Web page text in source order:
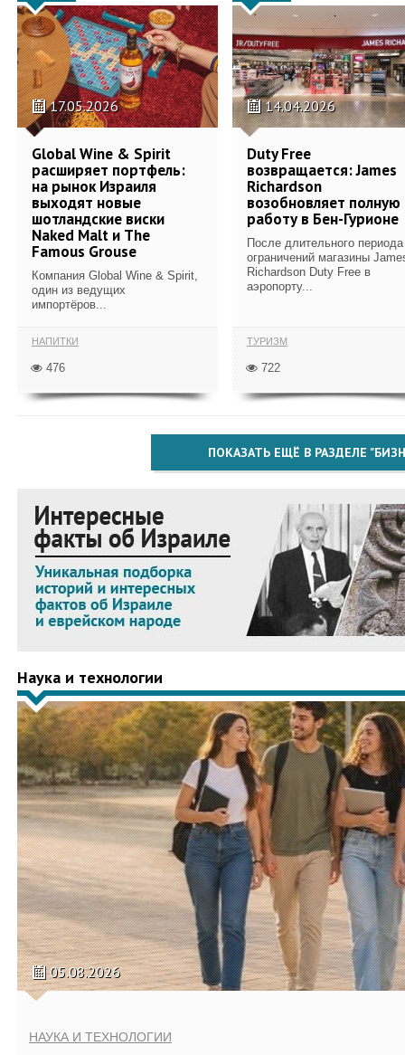
17.05.2026
Global Wine & Spirit
расширяет портфель:
на рынок Израиля
выходят новые
шотландские виски
Naked Malt и The
Famous Grouse
Компания Global Wine & Spirit,
один из ведущих
импортёров...
НАПИТКИ
476
14.04.2026
Duty Free
возвращается: James
Richardson
возобновляет полную
работу в Бен-Гурионе
После длительного периода
ограничений магазины
Richardson Duty Free в
аэропорту...
ТУРИЗМ
722
ПОКАЗАТЬ ЕЩЁ В РАЗДЕЛЕ
Наука и технологии
05.08.2026
НАУКА И ТЕХНОЛОГИИ